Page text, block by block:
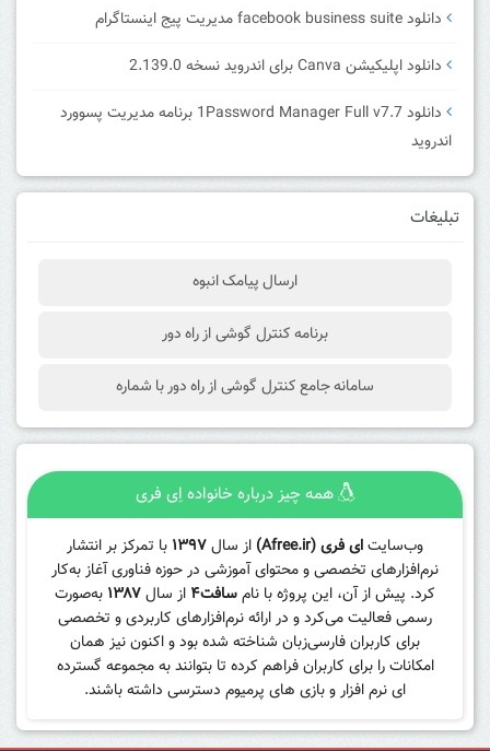
دانلود facebook business suite مدیریت پیج اینستاگرام
دانلود اپلیکیشن Canva برای اندروید نسخه 2.139.0
دانلود 1Password Manager Full v7.7 برنامه مدیریت پسوورد
اندروید
تبلیغات
ارسال پیامک انبوه
برنامه کنترل گوشی از راه دور
سامانه جامع کنترل گوشی از راه دور با شماره
همه چیز درباره خانواده اِی فری
وب‌سایتای فری (Afree.ir) از سال۱۳۹۷ با تمرکز بر انتشار
نرم‌افزارهای تخصصی و محتوای آموزشی در حوزه فناوری آغاز به‌کار
کرد. پیش از آن، این پروژه با نامسافت۴ از سال۱۳۸۷ به‌صورت
رسمی فعالیت می‌کرد و در ارائه نرم‌افزارهای کاربردی و تخصصی
برای کاربران فارسی‌زبان شناخته شده بود و اکنون نیز همان
امکانات را برای کاربران فراهم کرده تا بتوانند به مجموعه گسترده
ای نرم افزار و بازی های پرمیوم دسترسی داشته باشند.